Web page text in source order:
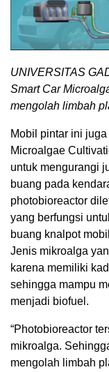
UNIVERSITAS
Smart Car
mengolah limbah
Mobil pintar ini
Microalgae
untuk mengurangi
buang pada
photobioreactor
yang berfungsi
buang knalpot
Jenis mikroalga
karena memiliki
sehingga mampu
menjadi biofuel.
“Photobioreactor
mikroalga.
mengolah limbah